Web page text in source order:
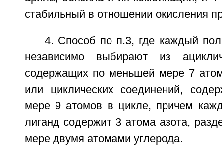
стабильный в отношении окисления
4. Способ по п.3, где каждый
независимо выбирают из
содержащих по меньшей мере 7
или циклических соединений,
мере 9 атомов в цикле, причем
лиганд содержит 3 атома азота,
мере двумя атомами углерода.